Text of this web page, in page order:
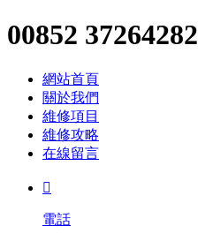
00852 37264282
網站首頁
關於我們
維修項目
維修攻略
在線留言

電話